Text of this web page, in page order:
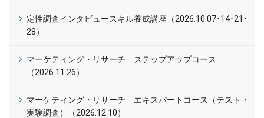
定性調査インタビュースキル養成講座（2026.10.07･14･21･
28）
マーケティング・リサーチ ステップアップコース
（2026.11.26）
マーケティング・リサーチ エキスパートコース（テスト・
実験調査）（2026.12.10）